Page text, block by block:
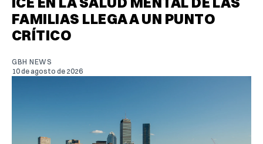
FAMILIAS LLEGA A UN PUNTO
CRÍTICO
GBH NEWS
10 de agosto de 2026